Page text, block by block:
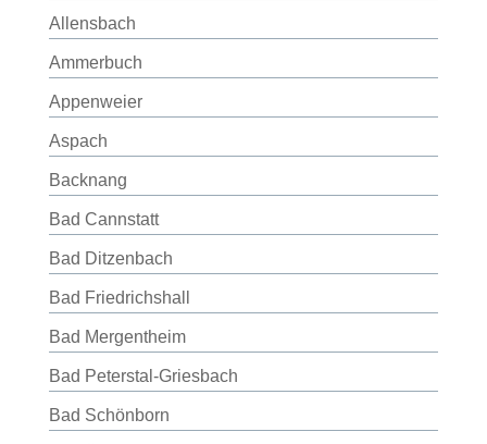
Allensbach
Ammerbuch
Appenweier
Aspach
Backnang
Bad Cannstatt
Bad Ditzenbach
Bad Friedrichshall
Bad Mergentheim
Bad Peterstal-Griesbach
Bad Schönborn